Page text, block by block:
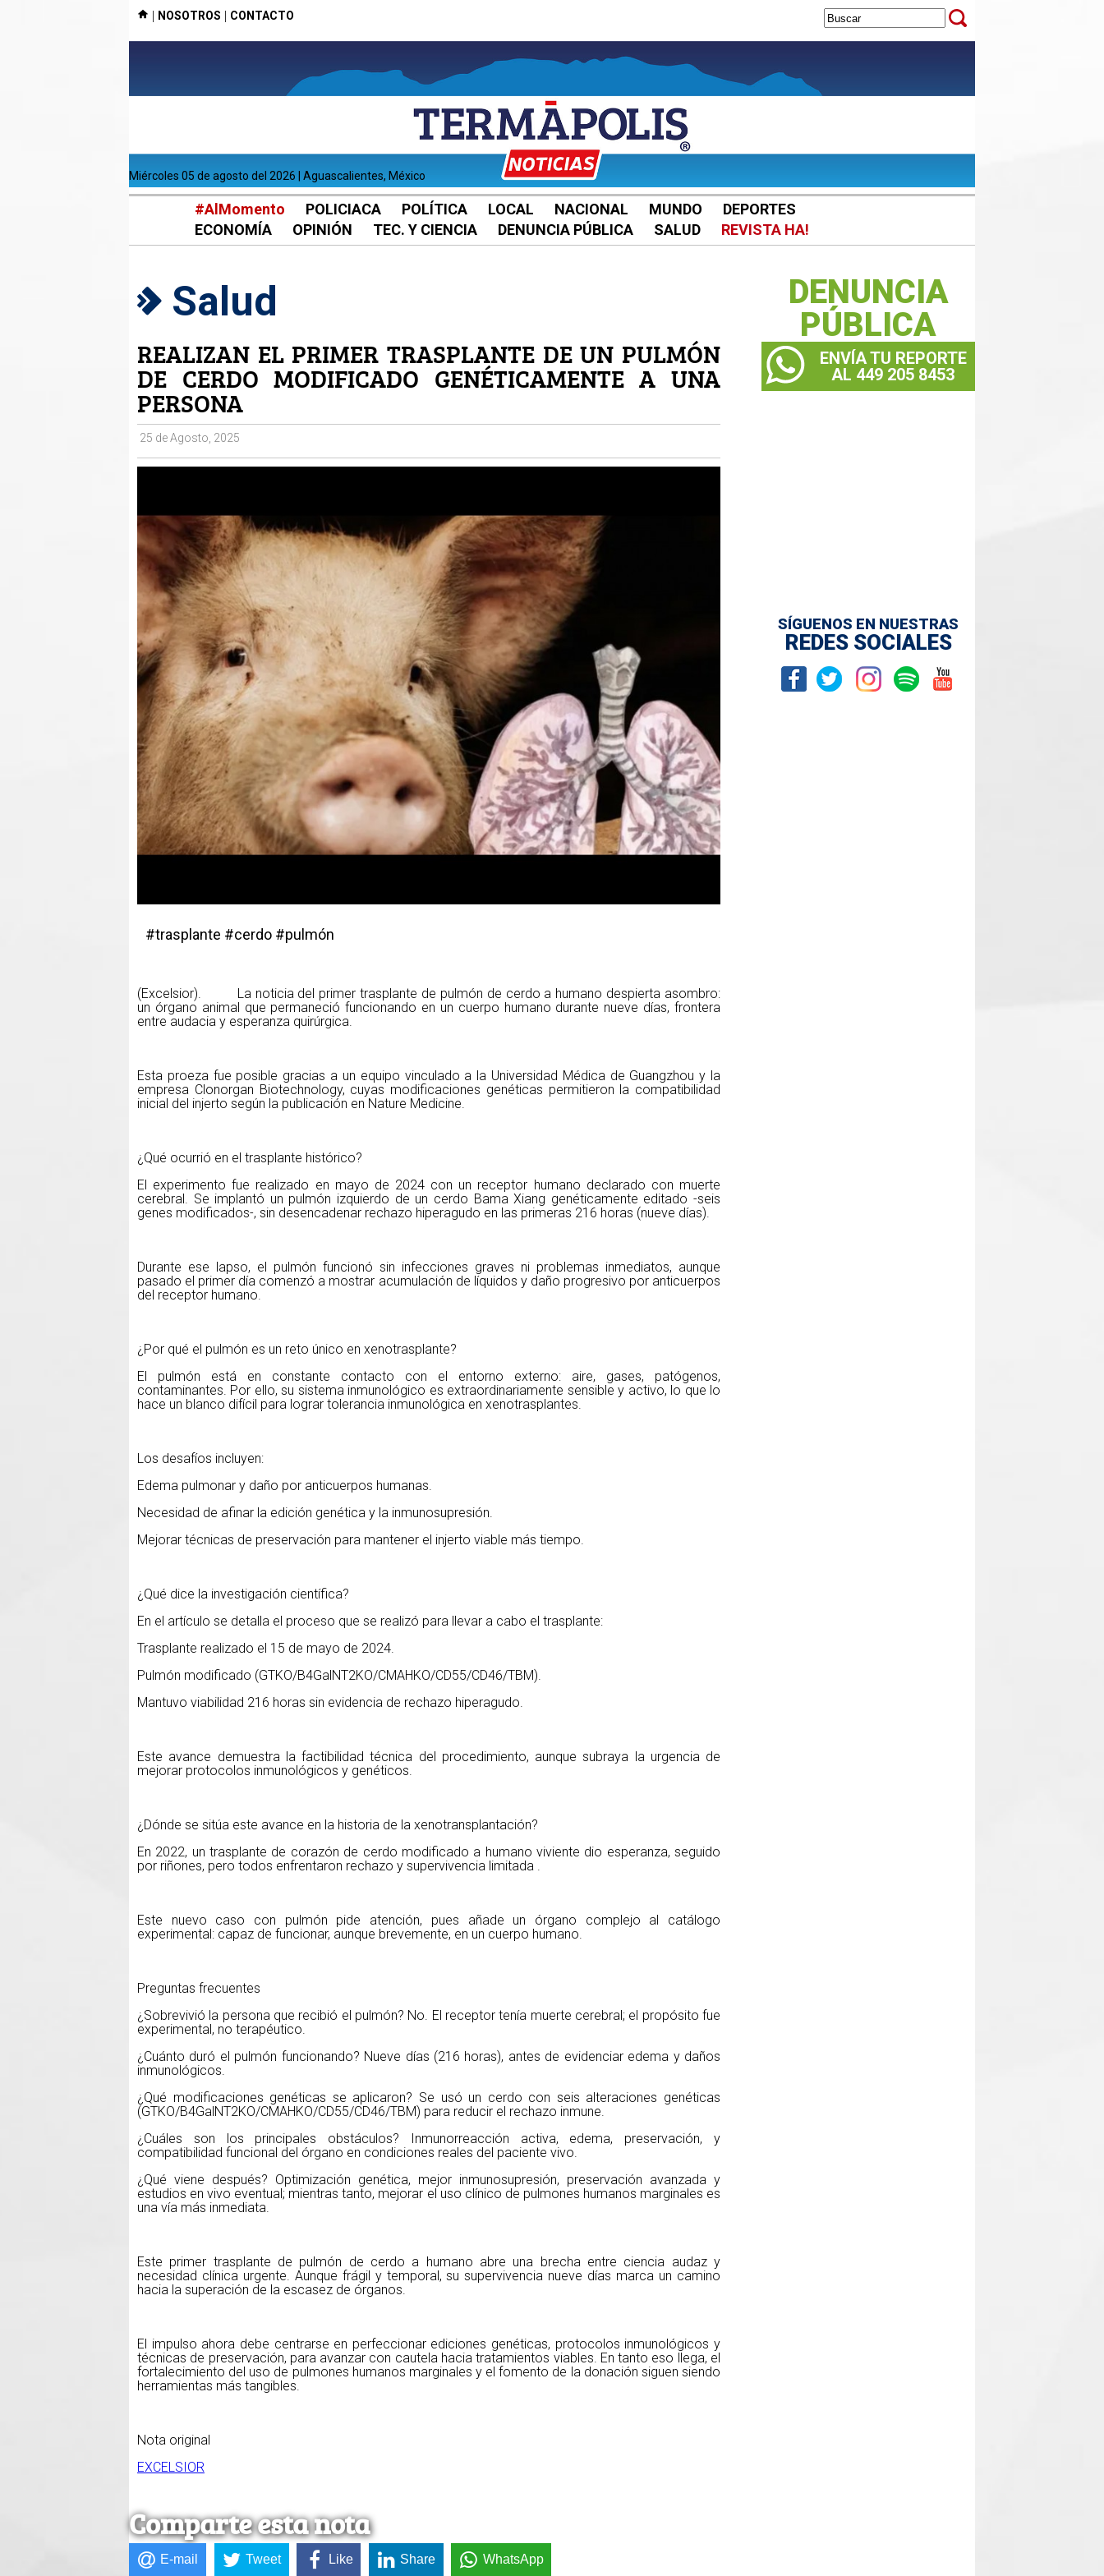
| NOSOTROS | CONTACTO
miércoles 05 de agosto del 2026 | Aguascalientes, México
#AlMomento POLICIACA POLÍTICA LOCAL NACIONAL MUNDO
DEPORTES
ECONOMÍA
OPINIÓN TEC. Y CIENCIA DENUNCIA PÚBLICA SALUD REVISTA HA!
Salud
REALIZAN EL PRIMER TRASPLANTE DE UN PULMÓN
DE CERDO MODIFICADO GENÉTICAMENTE A UNA
PERSONA
25 de Agosto, 2025
#trasplante #cerdo #pulmón
(Excelsior). La noticia del primer trasplante de pulmón de cerdo a humano despierta asombro:
un órgano animal que permaneció funcionando en un cuerpo humano durante nueve días, frontera
entre audacia y esperanza quirúrgica.
Esta proeza fue posible gracias a un equipo vinculado a la Universidad Médica de Guangzhou y la
empresa Clonorgan Biotechnology, cuyas modificaciones genéticas permitieron la compatibilidad
inicial del injerto según la publicación en Nature Medicine.
¿Qué ocurrió en el trasplante histórico?
El experimento fue realizado en mayo de 2024 con un receptor humano declarado con muerte
cerebral. Se implantó un pulmón izquierdo de un cerdo Bama Xiang genéticamente editado -seis
genes modificados-, sin desencadenar rechazo hiperagudo en las primeras 216 horas (nueve días).
Durante ese lapso, el pulmón funcionó sin infecciones graves ni problemas inmediatos, aunque
pasado el primer día comenzó a mostrar acumulación de líquidos y daño progresivo por anticuerpos
del receptor humano.
¿Por qué el pulmón es un reto único en xenotrasplante?
El pulmón está en constante contacto con el entorno externo: aire, gases, patógenos,
contaminantes. Por ello, su sistema inmunológico es extraordinariamente sensible y activo, lo que lo
hace un blanco difícil para lograr tolerancia inmunológica en xenotrasplantes.
Los desafíos incluyen:
Edema pulmonar y daño por anticuerpos humanas.
Necesidad de afinar la edición genética y la inmunosupresión.
Mejorar técnicas de preservación para mantener el injerto viable más tiempo.
¿Qué dice la investigación científica?
En el artículo se detalla el proceso que se realizó para llevar a cabo el trasplante:
Trasplante realizado el 15 de mayo de 2024.
Pulmón modificado (GTKO/B4GalNT2KO/CMAHKO/CD55/CD46/TBM).
Mantuvo viabilidad 216 horas sin evidencia de rechazo hiperagudo.
Este avance demuestra la factibilidad técnica del procedimiento, aunque subraya la urgencia de
mejorar protocolos inmunológicos y genéticos.
¿Dónde se sitúa este avance en la historia de la xenotransplantación?
En 2022, un trasplante de corazón de cerdo modificado a humano viviente dio esperanza, seguido
por riñones, pero todos enfrentaron rechazo y supervivencia limitada .
Este nuevo caso con pulmón pide atención, pues añade un órgano complejo al catálogo
experimental: capaz de funcionar, aunque brevemente, en un cuerpo humano.
Preguntas frecuentes
¿Sobrevivió la persona que recibió el pulmón? No. El receptor tenía muerte cerebral; el propósito fue
experimental, no terapéutico.
¿Cuánto duró el pulmón funcionando? Nueve días (216 horas), antes de evidenciar edema y daños
inmunológicos.
¿Qué modificaciones genéticas se aplicaron? Se usó un cerdo con seis alteraciones genéticas
(GTKO/B4GalNT2KO/CMAHKO/CD55/CD46/TBM) para reducir el rechazo inmune.
¿Cuáles son los principales obstáculos? Inmunorreacción activa, edema, preservación, y
compatibilidad funcional del órgano en condiciones reales del paciente vivo.
¿Qué viene después? Optimización genética, mejor inmunosupresión, preservación avanzada y
estudios en vivo eventual; mientras tanto, mejorar el uso clínico de pulmones humanos marginales es
una vía más inmediata.
Este primer trasplante de pulmón de cerdo a humano abre una brecha entre ciencia audaz y
necesidad clínica urgente. Aunque frágil y temporal, su supervivencia nueve días marca un camino
hacia la superación de la escasez de órganos.
El impulso ahora debe centrarse en perfeccionar ediciones genéticas, protocolos inmunológicos y
técnicas de preservación, para avanzar con cautela hacia tratamientos viables. En tanto eso llega, el
fortalecimiento del uso de pulmones humanos marginales y el fomento de la donación siguen siendo
herramientas más tangibles.
Nota original
EXCELSIOR
Comparte esta nota
E-mail Tweet Like Share WhatsApp
DENUNCIA
PÚBLICA
ENVÍA TU REPORTE
AL 449 205 8453
SÍGUENOS EN NUESTRAS
REDES SOCIALES